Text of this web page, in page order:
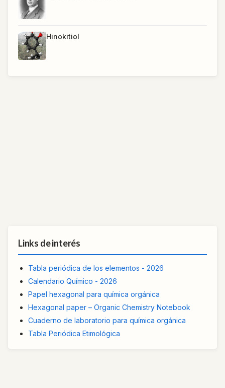
Hinokitiol
Links de interés
Tabla periódica de los elementos - 2026
Calendario Químico - 2026
Papel hexagonal para química orgánica
Hexagonal paper – Organic Chemistry Notebook
Cuaderno de laboratorio para química orgánica
Tabla Periódica Etimológica